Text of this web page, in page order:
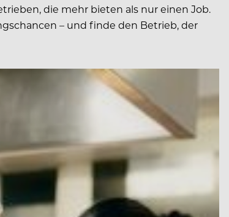
die mehr bieten als nur einen Job.
– und finde den Betrieb, der